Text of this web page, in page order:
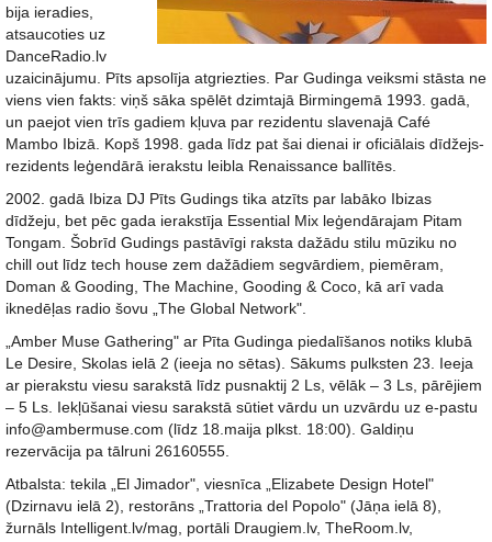
bija ieradies,
atsaucoties uz
DanceRadio.lv
uzaicinājumu. Pīts apsolīja atgriezties. Par Gudinga veiksmi stāsta ne
viens vien fakts: viņš sāka spēlēt dzimtajā Birmingemā 1993. gadā,
un paejot vien trīs gadiem kļuva par rezidentu slavenajā Café
Mambo Ibizā. Kopš 1998. gada līdz pat šai dienai ir oficiālais dīdžejs-
rezidents leģendārā ierakstu leibla Renaissance ballītēs.
2002. gadā Ibiza DJ Pīts Gudings tika atzīts par labāko Ibizas
dīdžeju, bet pēc gada ierakstīja Essential Mix leģendārajam Pitam
Tongam. Šobrīd Gudings pastāvīgi raksta dažādu stilu mūziku no
chill out līdz tech house zem dažādiem segvārdiem, piemēram,
Doman & Gooding, The Machine, Gooding & Coco, kā arī vada
iknedēļas radio šovu „The Global Network".
„Amber Muse Gathering" ar Pīta Gudinga piedalīšanos notiks klubā
Le Desire, Skolas ielā 2 (ieeja no sētas). Sākums pulksten 23. Ieeja
ar pierakstu viesu sarakstā līdz pusnaktij 2 Ls, vēlāk – 3 Ls, pārējiem
– 5 Ls. Iekļūšanai viesu sarakstā sūtiet vārdu un uzvārdu uz e-pastu
info@ambermuse.com (līdz 18.maija plkst. 18:00). Galdiņu
rezervācija pa tālruni 26160555.
Atbalsta: tekila „El Jimador", viesnīca „Elizabete Design Hotel"
(Dzirnavu ielā 2), restorāns „Trattoria del Popolo" (Jāņa ielā 8),
žurnāls Intelligent.lv/mag, portāli Draugiem.lv, TheRoom.lv,